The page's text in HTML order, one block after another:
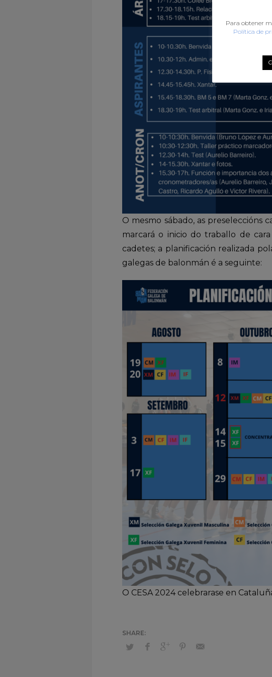
O mesmo sábado, as
marcará o inicio do traballo de
cadetes; a planificación realizada
galegas de balonmán é a seguinte:
O CESA 2024 celebrarase en
Para obtener
Política de